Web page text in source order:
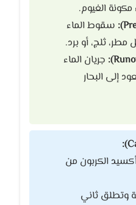
الغيوم.
سقوط الماء
ثلج، أو برد.
جريان الماء
إلى البحار
الكربون من
وتطلق ثاني